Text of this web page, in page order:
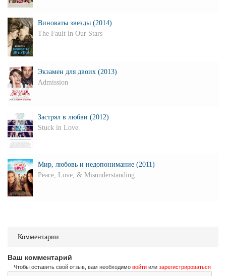
Виноваты звезды (2014)
The Fault in Our Stars
Экзамен для двоих (2013)
Admission
Застрял в любви (2012)
Stuck in Love
Мир, любовь и недопонимание (2011)
Peace, Love, & Misunderstanding
Комментарии
Ваш комментарий
Чтобы оставить свой отзыв, вам необходимо войти или зарегистрироваться